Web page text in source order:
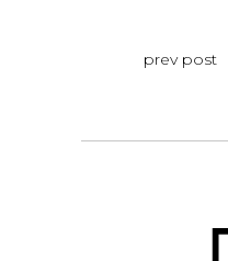
prev post